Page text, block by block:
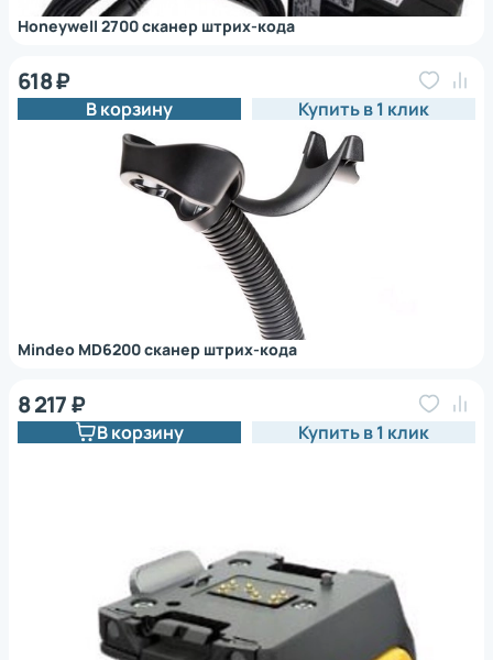
Honeywell 2700 сканер штрих-кода
Mindeo MD6200 сканер штрих-кода
618 ₽
В корзину Купить в 1 клик
8 217 ₽
В корзину Купить в 1 клик